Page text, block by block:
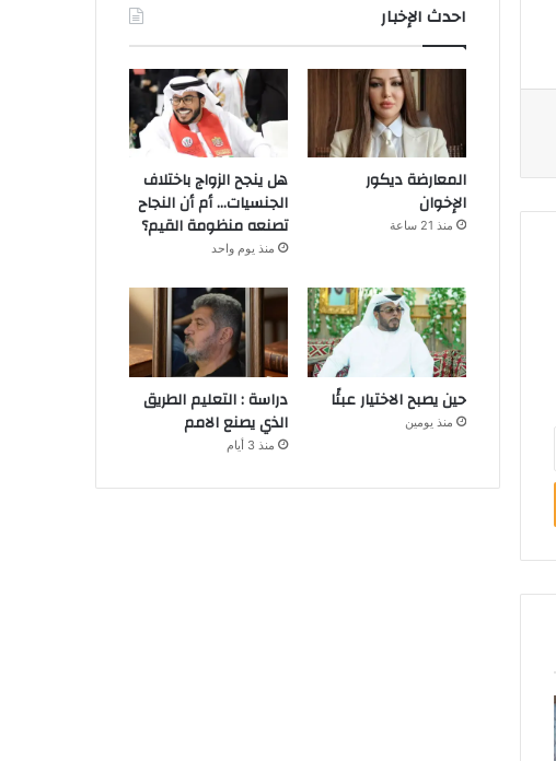
احدث الإخبار
المعارضة ديكور
الإخوان
منذ 21 ساعة
هل ينجح الزواج باختلاف
الجنسيات… أم أن النجاح
تصنعه منظومة القيم؟
منذ يوم واحد
حين يصبح الاختيار عبئًا
منذ يومين
دراسة : التعليم الطريق
الذي يصنع الامم
منذ 3 أيام